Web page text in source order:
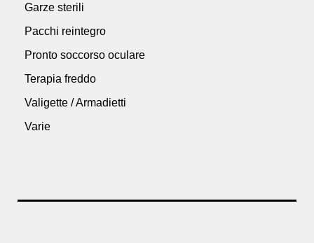
Garze sterili
Pacchi reintegro
Pronto soccorso oculare
Terapia freddo
Valigette / Armadietti
Varie